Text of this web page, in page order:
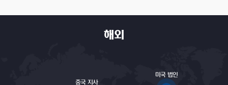
중국 지사
미국 법인
해외